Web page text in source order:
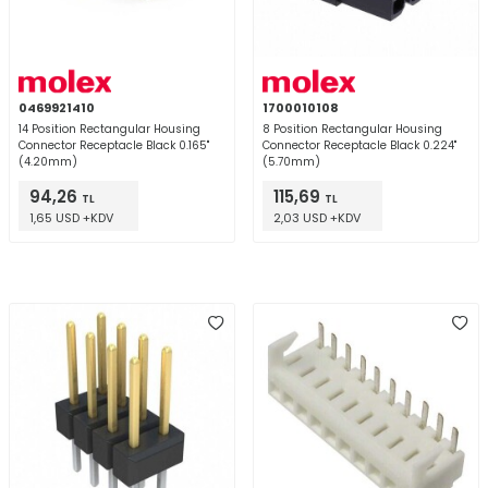
0469921410
14 Position Rectangular Housing
Connector Receptacle Black 0.165"
(4.20mm)
94,26 TL
1,65 USD +KDV
1700010108
8 Position Rectangular Housing
Connector Receptacle Black 0.224"
(5.70mm)
115,69 TL
2,03 USD +KDV